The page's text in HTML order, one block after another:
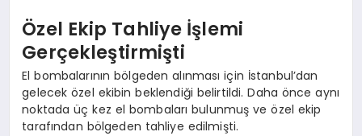
Özel Ekip Tahliye İşlemi
Gerçekleştirmişti
El bombalarının bölgeden alınması için İstanbul’dan
gelecek özel ekibin beklendiği belirtildi. Daha önce aynı
noktada üç kez el bombaları bulunmuş ve özel ekip
tarafından bölgeden tahliye edilmişti.